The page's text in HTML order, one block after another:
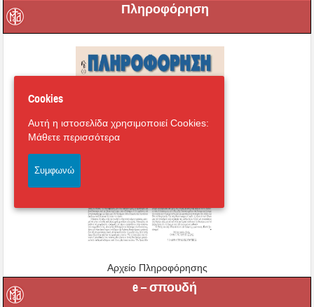
Πληροφόρηση
Αρχείο Πληροφόρησης
e – σπουδή
Cookies
Αυτή η ιστοσελίδα χρησιμοποιεί Cookies:
Μάθετε περισσότερα
Συμφωνώ